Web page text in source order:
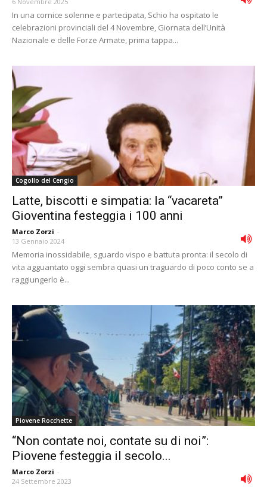
In una cornice solenne e partecipata, Schio ha ospitato le
celebrazioni provinciali del 4 Novembre, Giornata dell’Unità
Nazionale e delle Forze Armate, prima tappa...
Cogollo del Cengio
Latte, biscotti e simpatia: la “vacareta”
Gioventina festeggia i 100 anni
Marco Zorzi -
13 Gennaio 2024
Memoria inossidabile, sguardo vispo e battuta pronta: il secolo di
vita agguantato oggi sembra quasi un traguardo di poco conto se a
raggiungerlo è...
Piovene Rocchette
“Non contate noi, contate su di noi”:
Piovene festeggia il secolo...
Marco Zorzi -
24 Settembre 2023